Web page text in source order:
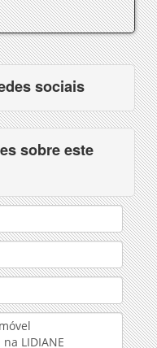
sociais
sobre este